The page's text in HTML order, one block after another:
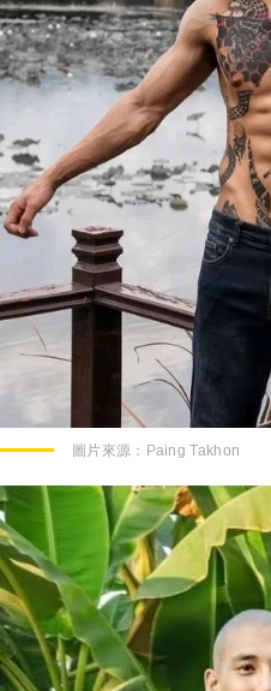
圖片來源： Paing Takhon